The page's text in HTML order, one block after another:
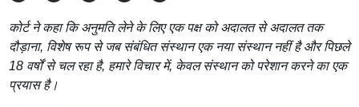
कोर्ट ने कहा कि अनुमति लेने के लिए एक पक्ष को अदालत से अदालत तक
दौड़ाना, विशेष रूप से जब संबंधित संस्थान एक नया संस्थान नहीं है और पिछले
18 वर्षों से चल रहा है, हमारे विचार में, केवल संस्थान को परेशान करने का एक
प्रयास है।